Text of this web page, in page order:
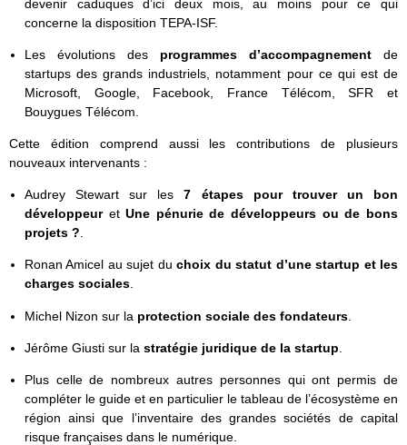
devenir caduques d’ici deux mois, au moins pour ce qui
concerne la disposition TEPA-ISF.
Les évolutions des programmes d’accompagnement de
startups des grands industriels, notamment pour ce qui est de
Microsoft, Google, Facebook, France Télécom, SFR et
Bouygues Télécom.
Cette édition comprend aussi les contributions de plusieurs
nouveaux intervenants :
Audrey Stewart sur les7 étapes pour trouver un bon
développeur etUne pénurie de développeurs ou de bons
projets ?.
Ronan Amicel au sujet duchoix du statut d’une startup et les
charges sociales.
Michel Nizon sur la protection sociale des fondateurs.
Jérôme Giusti sur la stratégie juridique de la startup
Plus celle de nombreux autres personnes qui ont permis de
compléter le guide et en particulier le tableau de l’écosystème en
région ainsi que l’inventaire des grandes sociétés de capital
risque françaises dans le numérique.